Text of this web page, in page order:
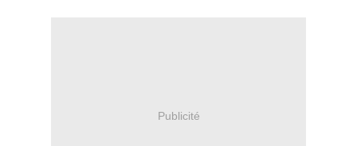
Publicité